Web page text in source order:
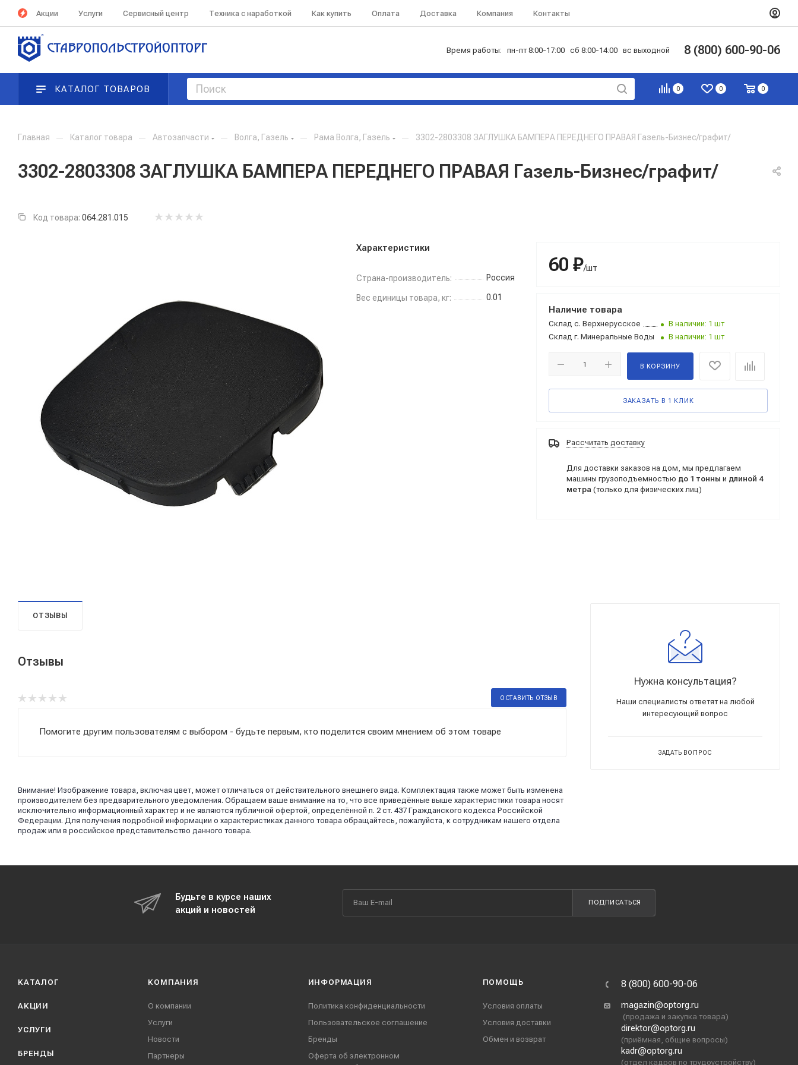
Акции Услуги Сервисный центр Техника с наработкой Как купить Оплата Доставка Компания Контакты
Время работы: пн-пт 8:00-17:00 сб 8:00-14:00 вс выходной 8 (800) 600-90-06
0 0 0
КАТАЛОГ ТОВАРОВ
Главная — Каталог товара — Автозапчасти — Волга, Газель — Рама Волга, Газель — 3302-2803308 ЗАГЛУШКА БАМПЕРА ПЕРЕДНЕГО ПРАВАЯ Газель-Бизнес/графит/
3302-2803308 ЗАГЛУШКА БАМПЕРА ПЕРЕДНЕГО ПРАВАЯ Газель-Бизнес/графит/
Код товара: 064.281.015
Характеристики
Страна-производитель: Россия
Вес единицы товара, кг: 0.01
60 ₽/шт
Наличие товара
Склад с. Верхнерусское
В наличии: 1 шт
Склад г. Минеральные Воды В наличии: 1 шт
В КОРЗИНУ
ЗАКАЗАТЬ В 1 КЛИК
Рассчитать доставку
Для доставки заказов на дом, мы предлагаем
машины грузоподъемностью до 1 тонны и длиной 4
метра (только для физических лиц)
ОТЗЫВЫ
Отзывы
ОСТАВИТЬ ОТЗЫВ
Помогите другим пользователям с выбором - будьте первым, кто поделится своим мнением об этом товаре
Внимание! Изображение товара, включая цвет, может отличаться от действительного внешнего вида. Комплектация также может быть изменена
производителем без предварительного уведомления. Обращаем ваше внимание на то, что все приведённые выше характеристики товара носят
исключительно информационный характер и не являются публичной офертой, определённой п. 2 ст. 437 Гражданского кодекса Российской
Федерации. Для получения подробной информации о характеристиках данного товара обращайтесь, пожалуйста, к сотрудникам нашего отдела
продаж или в российское представительство данного товара.
Нужна консультация?
Наши специалисты ответят на любой
интересующий вопрос
ЗАДАТЬ ВОПРОС
Будьте в курсе наших
акций и новостей
ПОДПИСАТЬСЯ
КАТАЛОГ
АКЦИИ
УСЛУГИ
БРЕНДЫ
КОМПАНИЯ
О компании
Услуги
Новости
Партнеры
ИНФОРМАЦИЯ
Политика конфиденциальности
Пользовательское соглашение
Бренды
Оферта об электронном
ПОМОЩЬ
Условия оплаты
Условия доставки
Обмен и возврат
8 (800) 600-90-06
magazin@optorg.ru
(продажа и закупка товара)
direktor@optorg.ru
(приёмная, общие вопросы)
kadr@optorg.ru
(отдел кадров по трудоустройству)